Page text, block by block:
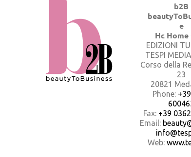
b2B
e
Hc Home
EDIZIONI
TESPI
Corso della
23
20821
Phone:
Fax: +39
Email:
Web: